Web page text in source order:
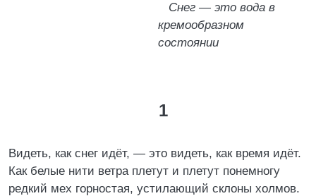
Снег — это вода в
кремообразном
состоянии
1
Видеть, как снег идёт, — это видеть, как время идёт.
Как белые нити ветра плетут и плетут понемногу
редкий мех горностая, устилающий склоны холмов.